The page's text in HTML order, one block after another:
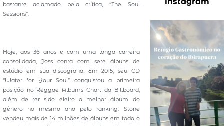
bastante aclamado pela crítica, “The Soul
Sessions”.
Hoje, aos 36 anos e com uma longa carreira
consolidada, Joss conta com sete álbuns de
estúdio em sua discografia. Em 2015, seu CD
“Water for Your Soul” conquistou a primeira
posição no Reggae Albums Chart da Billboard,
além de ter sido eleito o melhor álbum do
gênero no mesmo ano pelo ranking. Stone
vendeu mais de 14 milhões de álbuns em todo o